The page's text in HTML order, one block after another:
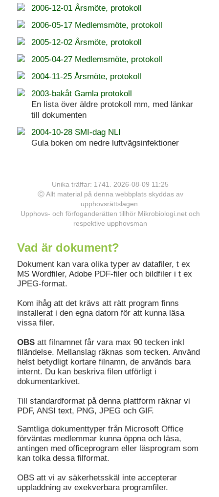
2006-12-01 Årsmöte, protokoll
2006-05-17 Medlemsmöte, protokoll
2005-12-02 Årsmöte, protokoll
2005-04-27 Medlemsmöte, protokoll
2004-11-25 Årsmöte, protokoll
2003-bakåt Gamla protokoll
En lista över äldre protokoll mm, med länkar
till dokumenten
2004-10-28 SMI-dag NLI
Gula boken om nedre luftvägsinfektioner
Unika träffar: 1741. 2026-08-09 11:25
Ⓒ Allt material på denna webbplats skyddas av
upphovsrättslagen.
Upphovs- och förfoganderätten tillhör Mikrobiologi.net och
respektive upphovsman
Vad är dokument?
Dokument kan vara olika typer av datafiler, t ex
MS Wordfiler, Adobe PDF-filer och bildfiler i t ex
JPEG-format.
Kom ihåg att det krävs att rätt program finns
installerat i den egna datorn för att kunna läsa
vissa filer.
OBS att filnamnet får vara max 90 tecken inkl
filändelse. Mellanslag räknas som tecken. Använd
helst betydligt kortare filnamn, de används bara
internt. Du kan beskriva filen utförligt i
dokumentarkivet.
Till standardformat på denna plattform räknar vi
PDF, ANSI text, PNG, JPEG och GIF.
Samtliga dokumenttyper från Microsoft Office
förväntas medlemmar kunna öppna och läsa,
antingen med officeprogram eller läsprogram som
kan tolka dessa filformat.
OBS att vi av säkerhetsskäl inte accepterar
uppladdning av exekverbara programfiler.